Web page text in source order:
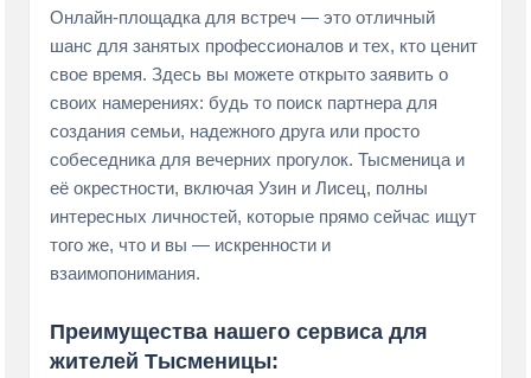
Онлайн-площадка для встреч — это отличный
шанс для занятых профессионалов и тех, кто ценит
свое время. Здесь вы можете открыто заявить о
своих намерениях: будь то поиск партнера для
создания семьи, надежного друга или просто
собеседника для вечерних прогулок. Тысменица и
её окрестности, включая Узин и Лисец, полны
интересных личностей, которые прямо сейчас ищут
того же, что и вы — искренности и
взаимопонимания.
Преимущества нашего сервиса для
жителей Тысменицы: